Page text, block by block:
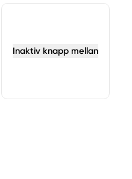
Inaktiv knapp mellan